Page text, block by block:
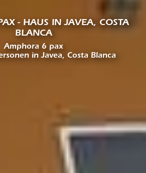
- HAUS IN JAVEA, COSTA
BLANCA
Amphora 6 pax
in Javea, Costa Blanca